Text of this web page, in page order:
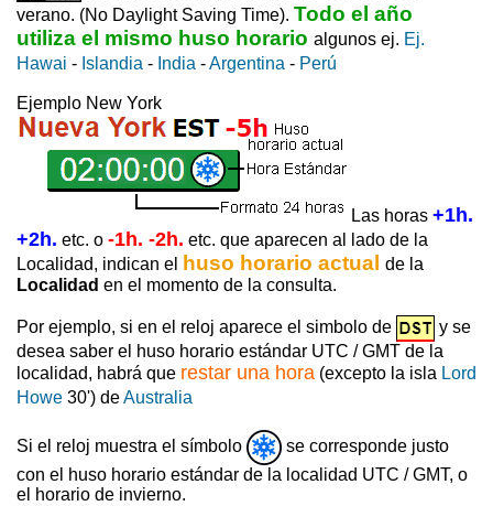
verano. (No Daylight Saving Time). Todo el año
utiliza el mismo huso horario algunos ej. Ej.
Hawai - Islandia - India -Argentina - Perú
Ejemplo New York
Las horas +1h.
+2h. etc. o -1h. -2h. etc. que aparecen al lado de la
Localidad, indican el
huso horario actual de la
Localidad en el momento de la consulta.
Por ejemplo, si en el reloj aparece el simbolo de
y se
desea saber el huso horario estándar UTC / GMT de la
localidad, habrá que restar una hora (excepto la isla Lord
Howe 30') deAustralia
Si el reloj muestra el símbolo
se corresponde justo
con el huso horario estándar de la localidad UTC / GMT, o
el horario de invierno.